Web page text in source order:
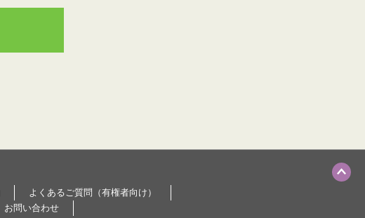
よくあるご質問（有権者向け）
お問い合わせ